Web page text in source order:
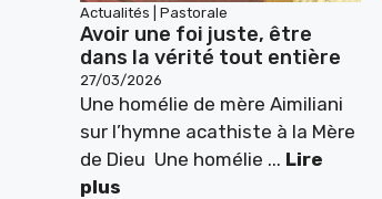
Actualités Pastorale
Avoir une foi juste, être
dans la vérité tout entière
27/03/2026
Une homélie de mère Aimiliani
sur l’hymne acathiste à la Mère
de Dieu Une homélie ... Lire
plus